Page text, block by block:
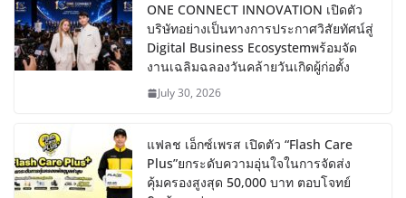
ONE CONNECT INNOVATION เปิดตัว
บริษัทอย่างเป็นทางการประกาศวิสัยทัศน์สู่
Digital Business Ecosystemพร้อมจัด
งานเฉลิมฉลองวันคล้ายวันเกิดผู้ก่อตั้ง
July 30, 2026
แฟลช เอ็กซ์เพรส เปิดตัว “Flash Care
Plus”ยกระดับความอุ่นใจในการจัดส่ง
คุ้มครองสูงสุด 50,000 บาท ตอบโจทย์